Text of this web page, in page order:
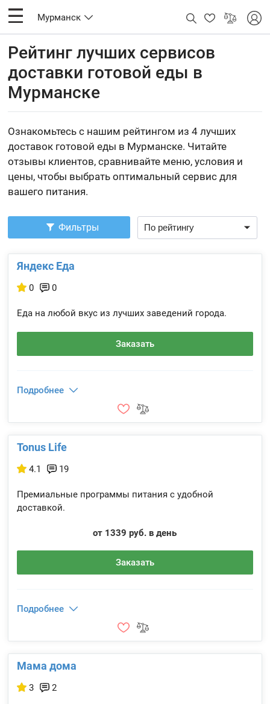
Мурманск
Рейтинг лучших сервисов
доставки готовой еды в
Мурманске
Ознакомьтесь с нашим рейтингом из 4 лучших
доставок готовой еды в Мурманске. Читайте
отзывы клиентов, сравнивайте меню, условия и
цены, чтобы выбрать оптимальный сервис для
вашего питания.
Фильтры
Яндекс Еда
0 0
Еда на любой вкус из лучших заведений города.
Заказать
Подробнее
Tonus Life
4.1 19
Премиальные программы питания с удобной
доставкой.
от 1339 руб. в день
Заказать
Подробнее
Мама дома
3 2